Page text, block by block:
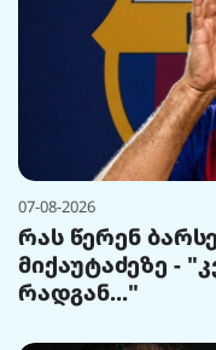
07-08-2026
რას წერენ
მიქაუტაძეზე -
რადგან..."